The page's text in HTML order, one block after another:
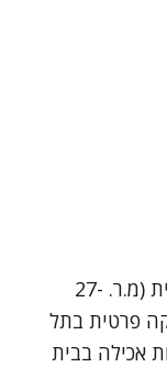
שמי נגה רז, פסיכולוגית בהתמחות קלינית (מ.ר. 27-
פרטית בתל
אכילה בבית